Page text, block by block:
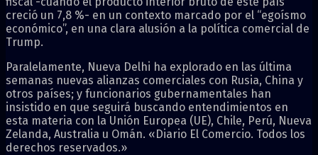
creció un 7,8 %- en un contexto marcado por el “egoísmo
económico”, en una clara alusión a la política comercial de
Trump.
Paralelamente, Nueva Delhi ha explorado en las última
semanas nuevas alianzas comerciales con Rusia, China y
otros países; y funcionarios gubernamentales han
insistido en que seguirá buscando entendimientos en
esta materia con la Unión Europea (UE), Chile, Perú, Nueva
Zelanda, Australia u Omán. «Diario El Comercio. Todos los
derechos reservados.»